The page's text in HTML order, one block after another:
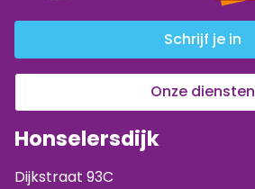
Schrijf je in
Onze diensten
Honselersdijk
Dijkstraat 93C